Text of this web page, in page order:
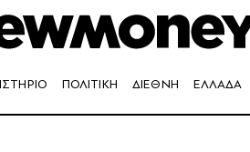
ΠΟΛΙΤΙΚΗ ΔΙΕΘΝΗ ΕΛΛΑΔΑ